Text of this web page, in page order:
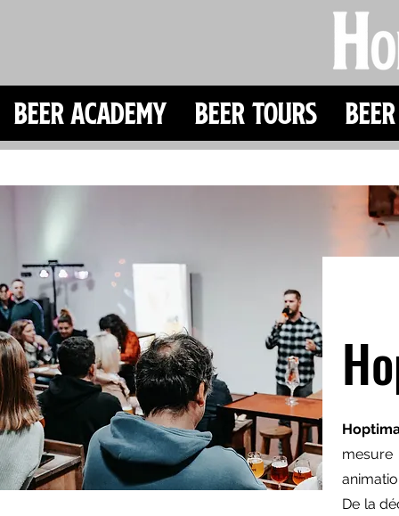
Beer Academy Beer Tours
mesure
De la